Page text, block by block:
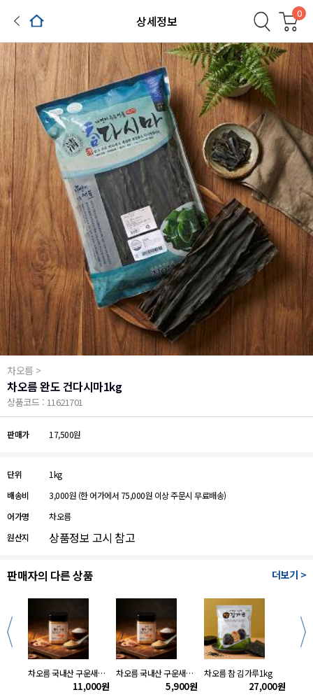
상세정보 0
차오름 >
차오름 완도 건다시마1kg
상품코드 : 11621701
판매가 17,500원
단위
1kg
배송비
3,000원 (한 어가에서 75,000원 이상 주문시 무료배송)
어가명
차오름
원산지
상품정보 고시 참고
판매자의 다른 상품
차오름 국내산 구운새우가루120gx2개
11,000원
차오름 국내산 구운새우가루120g
5,900원
차오름 참 김가루1kg
27,000원
더보기 >